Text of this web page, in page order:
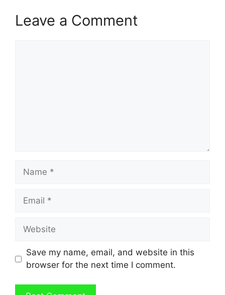
Leave a Comment
Name
Email
Website
Save my name, email, and website in this
browser for the next time I comment.